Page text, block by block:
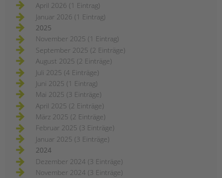
weiterlesentandem
btl
akademie:
die
fortbildungen
April 2026 (1 Eintrag)
Januar 2026 (1 Eintrag)
2025
November 2025 (1 Eintrag)
September 2025 (2 Einträge)
August 2025 (2 Einträge)
Juli 2025 (4 Einträge)
Juni 2025 (1 Eintrag)
Mai 2025 (3 Einträge)
April 2025 (2 Einträge)
März 2025 (2 Einträge)
Februar 2025 (3 Einträge)
Januar 2025 (3 Einträge)
2024
Dezember 2024 (3 Einträge)
November 2024 (3 Einträge)